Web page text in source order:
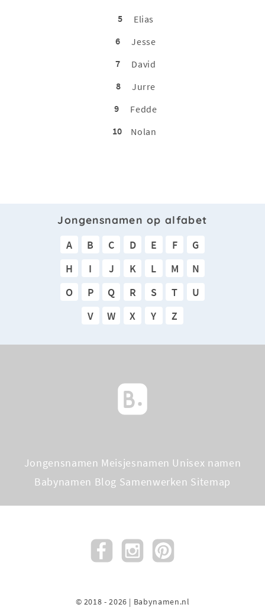
5
Elias
6
Jesse
7
David
8
Jurre
9
Fedde
10
Nolan
Jongensnamen op alfabet
A B C D E F
G
H
I J K L M
N
O
P Q R S T
U
V
W X Y Z
Jongensnamen Meisjesnamen Unisex namen
Babynamen Blog Samenwerken Sitemap
© 2018 - 2026 | Babynamen.nl